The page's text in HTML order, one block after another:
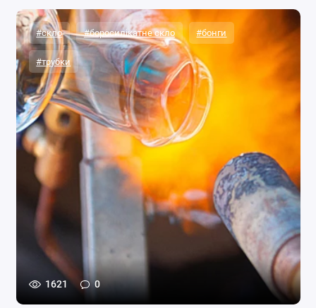
#скло #боросилікатне скло #бонги
#трубки
1621 0